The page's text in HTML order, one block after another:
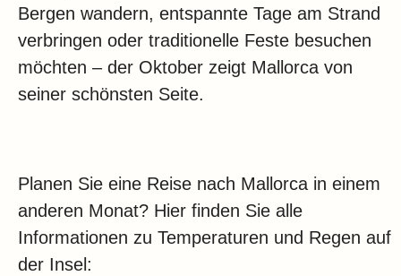
Bergen wandern, entspannte Tage am Strand
verbringen oder traditionelle Feste besuchen
möchten – der Oktober zeigt Mallorca von
seiner schönsten Seite.
Planen Sie eine Reise nach Mallorca in einem
anderen Monat? Hier finden Sie alle
Informationen zu Temperaturen und Regen auf
der Insel: